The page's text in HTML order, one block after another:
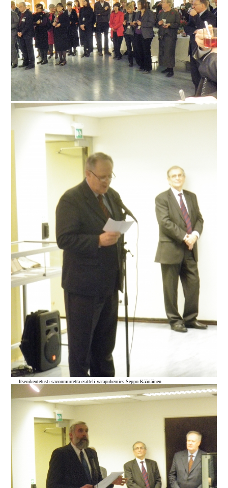
Itseoikeutetusti savonmurretta esitteli varapuhemies Seppo Kääriäinen.